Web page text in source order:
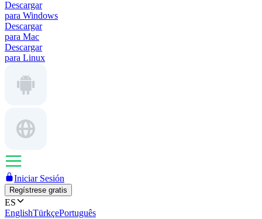
Descargar
para Windows
Descargar
para Mac
Descargar
para Linux
Iniciar Sesión
Regístrese gratis
ES
EnglishTürkçePortuguês